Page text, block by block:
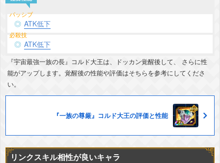
ATK低下
ATK低下
『宇宙最強一族の長』コルド大王は、ドッカン覚醒後して、 さらに性
能がアップします。覚醒後の性能や評価はそちらを参考にしてくださ
い。
『一族の尊厳』コルド大王の評価と性能
リンクスキル相性が良いキャラ